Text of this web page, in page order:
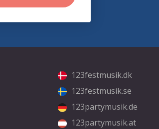
123festmusik.dk
123festmusik.se
123partymusik.de
123partymusik.at